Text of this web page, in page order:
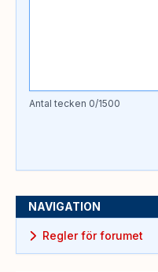
Antal tecken 0/1500
NAVIGATION
Regler för forumet